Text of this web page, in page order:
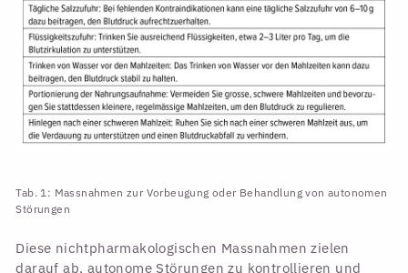
Tab. 1: Massnahmen zur Vorbeugung oder Behandlung von autonomen
Störungen
Diese nichtpharmakologischen Massnahmen zielen
darauf ab, autonome Störungen zu kontrollieren und